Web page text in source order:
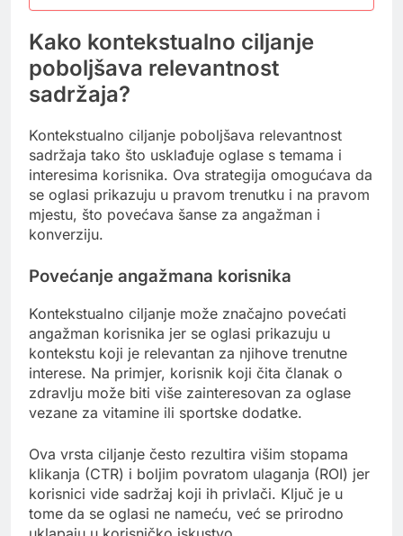
Kako kontekstualno ciljanje
poboljšava relevantnost
sadržaja?
Kontekstualno ciljanje poboljšava relevantnost
sadržaja tako što usklađuje oglase s temama i
interesima korisnika. Ova strategija omogućava da
se oglasi prikazuju u pravom trenutku i na pravom
mjestu, što povećava šanse za angažman i
konverziju.
Povećanje angažmana korisnika
Kontekstualno ciljanje može značajno povećati
angažman korisnika jer se oglasi prikazuju u
kontekstu koji je relevantan za njihove trenutne
interese. Na primjer, korisnik koji čita članak o
zdravlju može biti više zainteresovan za oglase
vezane za vitamine ili sportske dodatke.
Ova vrsta ciljanje često rezultira višim stopama
klikanja (CTR) i boljim povratom ulaganja (ROI) jer
korisnici vide sadržaj koji ih privlači. Ključ je u
tome da se oglasi ne nameću, već se prirodno